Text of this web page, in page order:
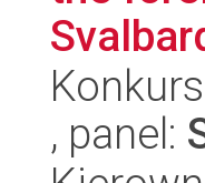
, panel: